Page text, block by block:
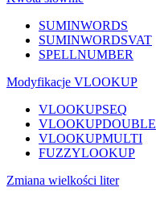
SUMINWORDS
SUMINWORDSVAT
SPELLNUMBER
Modyfikacje VLOOKUP
VLOOKUPSEQ
VLOOKUPDOUBLE
VLOOKUPMULTI
FUZZYLOOKUP
Zmiana wielkości liter